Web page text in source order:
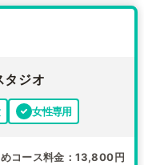
タジオ
女性専用
コース料金 13,800円